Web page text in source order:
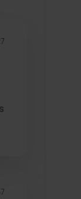
(121)